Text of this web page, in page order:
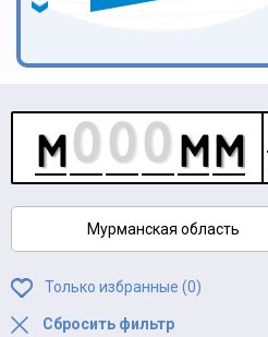
Мурманская область
Только избранные (0)
Сбросить фильтр